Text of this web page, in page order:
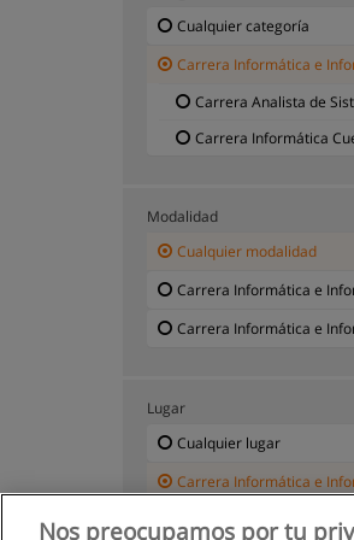
Cualquier categoría
Carrera Informática e
Carrera Analista de
Carrera Informática
Modalidad
Cualquier modalidad
Carrera Informática e
Carrera Informática e
Lugar
Cualquier lugar
Carrera Informática e
Nos preocupamos por tu